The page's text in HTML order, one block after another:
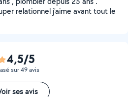
relationnel j'aime avant tout le
4,5/5
sur 49 avis
ses avis